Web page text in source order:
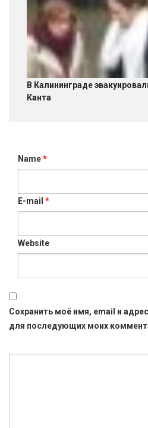
В Калининграде
Канта
Name*
E-mail *
Website
Сохранить моё имя, email и
для последующих моих